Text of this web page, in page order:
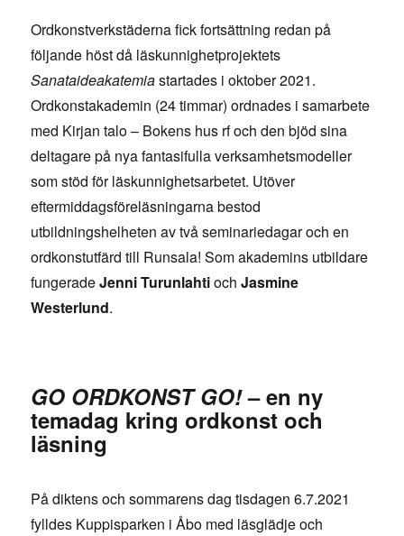
Ordkonstverkstäderna fick fortsättning redan på
följande höst då läskunnighetprojektets
Sanataideakatemiastartades i oktober 2021.
Ordkonstakademin (24 timmar) ordnades i samarbete
med Kirjan talo – Bokens hus rf och den bjöd sina
deltagare på nya fantasifulla verksamhetsmodeller
som stöd för läskunnighetsarbetet. Utöver
eftermiddagsföreläsningarna bestod
utbildningshelheten av två seminariedagar och en
ordkonstutfärd till Runsala! Som akademins utbildare
fungeradeJenni TurunlahtiochJasmine
Westerlund.
GO ORDKONST GO!– en ny
temadag kring ordkonst och
läsning
På diktens och sommarens dag tisdagen 6.7.2021
fylldes Kuppisparken i Åbo med läsglädje och